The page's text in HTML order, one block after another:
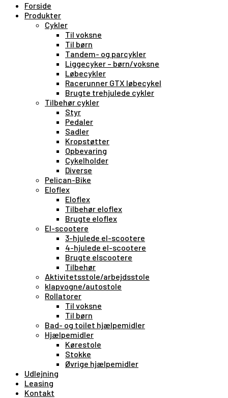
Forside
Produkter
Cykler
Til voksne
Til børn
Tandem- og parcykler
Liggecyker – børn/voksne
Løbecykler
Racerunner GTX løbecykel
Brugte trehjulede cykler
Tilbehør cykler
Styr
Pedaler
Sadler
Kropstøtter
Opbevaring
Cykelholder
Diverse
Pelican-Bike
Eloflex
Eloflex
Tilbehør eloflex
Brugte eloflex
El-scootere
3-hjulede el-scootere
4-hjulede el-scootere
Brugte elscootere
Tilbehør
Aktivitetsstole/arbejdsstole
klapvogne/autostole
Rollatorer
Til voksne
Til børn
Bad- og toilet hjælpemidler
Hjælpemidler
Kørestole
Stokke
Øvrige hjælpemidler
Udlejning
Leasing
Kontakt